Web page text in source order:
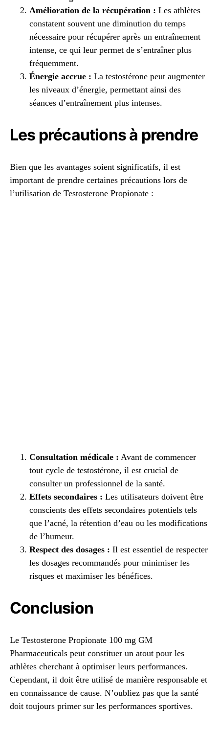
Amélioration de la récupération : Les athlètes
constatent souvent une diminution du temps
nécessaire pour récupérer après un entraînement
intense, ce qui leur permet de s’entraîner plus
fréquemment.
Énergie accrue : La testostérone peut augmenter
les niveaux d’énergie, permettant ainsi des
séances d’entraînement plus intenses.
Les précautions à prendre
Bien que les avantages soient significatifs, il est
important de prendre certaines précautions lors de
l’utilisation de Testosterone Propionate :
Consultation médicale : Avant de commencer
tout cycle de testostérone, il est crucial de
consulter un professionnel de la santé.
Effets secondaires : Les utilisateurs doivent être
conscients des effets secondaires potentiels tels
que l’acné, la rétention d’eau ou les modifications
de l’humeur.
Respect des dosages : Il est essentiel de respecter
les dosages recommandés pour minimiser les
risques et maximiser les bénéfices.
Conclusion
Le Testosterone Propionate 100 mg GM
Pharmaceuticals peut constituer un atout pour les
athlètes cherchant à optimiser leurs performances.
Cependant, il doit être utilisé de manière responsable et
en connaissance de cause. N’oubliez pas que la santé
doit toujours primer sur les performances sportives.